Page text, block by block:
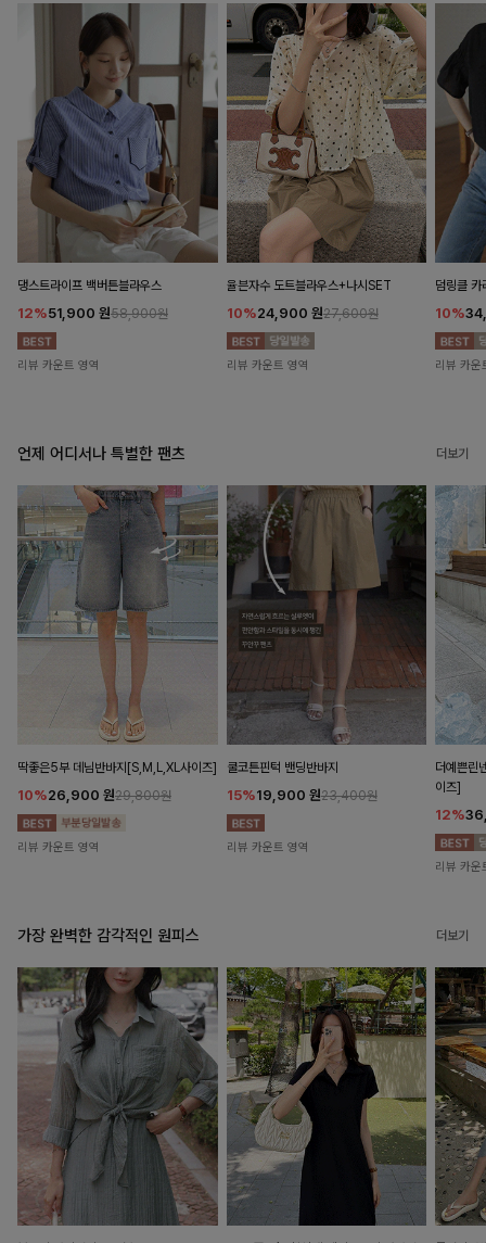
댕스트라이프 백버튼블라우스
12%51,900 원58,900원
리뷰 카운트 영역
율븐자수 도트블라우스+나시SET
10%24,900 원27,600원
리뷰 카운트 영역
덤링클 카
10%
리뷰 카운
언제 어디서나 특별한 팬츠 더보기
딱좋은5부 데님반바지[S,M,L,XL사이즈]
10%26,900 원29,800원
리뷰 카운트 영역
쿨코튼핀턱 밴딩반바지
15%19,900 원23,400원
리뷰 카운트 영역
더예쁜린
이즈]
12%
리뷰 카운
가장 완벽한 감각적인 원피스 더보기